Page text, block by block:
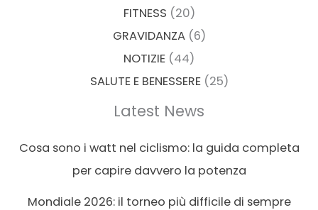
FITNESS (20)
GRAVIDANZA(6)
NOTIZIE (44)
SALUTE E BENESSERE(25)
Latest News
Cosa sono i watt nel ciclismo: la guida completa
per capire davvero la potenza
Mondiale 2026: il torneo più difficile di sempre